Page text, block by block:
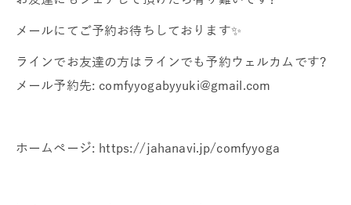
メールにてご予約お待ちしております✨
ラインでお友達の方はラインでも予約ウェルカムです?
メール予約先: comfyyogabyyuki@gmail.com
ホームページ: https://jahanavi.jp/comfyyoga